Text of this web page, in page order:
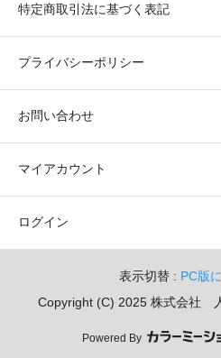
特定商取引法に基づく表記
プライバシーポリシー
お問い合わせ
マイアカウント
ログイン
表示切替 : PC版
Copyright (C) 2025 株式会社
Powered By